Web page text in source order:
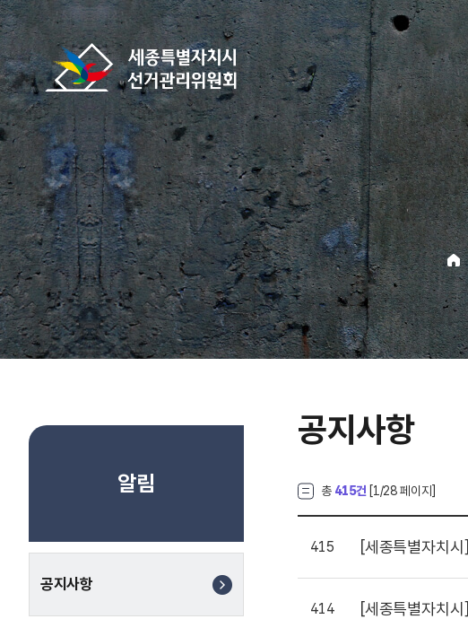
바로가기 메뉴
알림
공지사항
공지사항
총 415건 [1 /28 페이지]
415 [세종특별자치시]
414 [세종특별자치시]